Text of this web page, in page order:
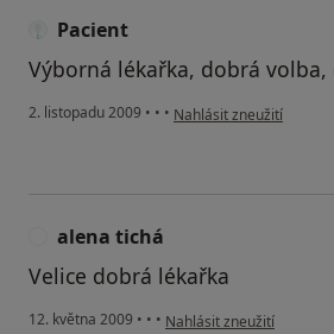
Pacient
Výborná lékařka, dobrá volba,
2. listopadu 2009 • • • podle názoru uživatele
Nahlásit zneužití
alena tichá
Velice dobrá lékařka
12. května 2009 • • • podle názoru uživatele
Nahlásit zneužití